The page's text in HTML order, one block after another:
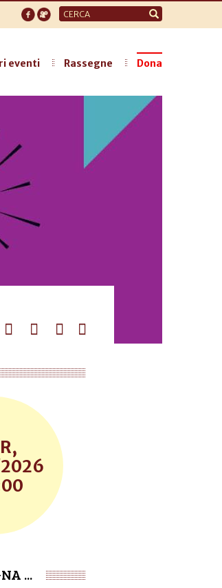
Form
di
eventi Rassegne Dona
...